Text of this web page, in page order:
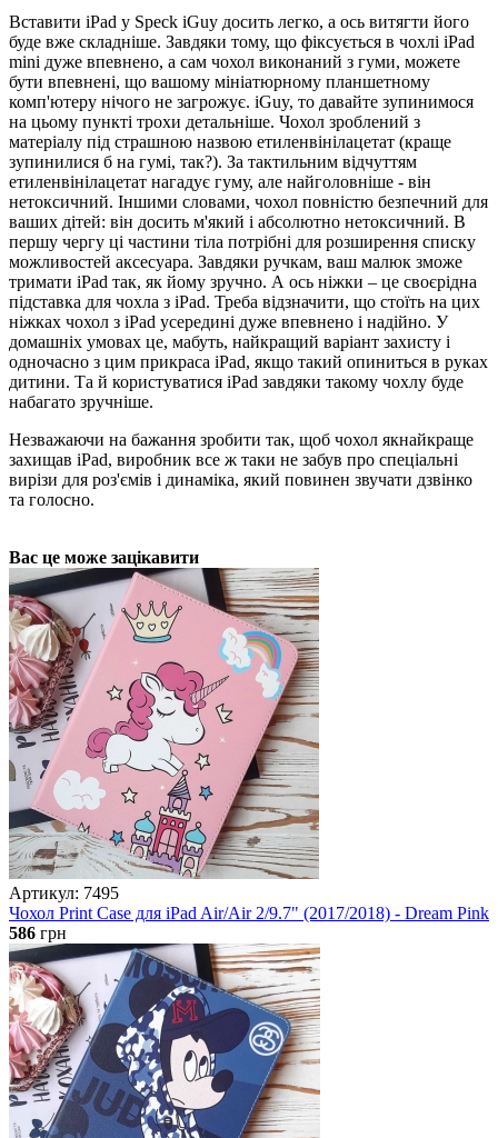
Вставити iPad у Speck iGuy досить легко, а ось витягти його
буде вже складніше. Завдяки тому, що фіксується в чохлі iPad
mini дуже впевнено, а сам чохол виконаний з гуми, можете
бути впевнені, що вашому мініатюрному планшетному
комп'ютеру нічого не загрожує. iGuy, то давайте зупинимося
на цьому пункті трохи детальніше. Чохол зроблений з
матеріалу під страшною назвою етиленвінілацетат (краще
зупинилися б на гумі, так?). За тактильним відчуттям
етиленвінілацетат нагадує гуму, але найголовніше - він
нетоксичний. Іншими словами, чохол повністю безпечний для
ваших дітей: він досить м'який і абсолютно нетоксичний. В
першу чергу ці частини тіла потрібні для розширення списку
можливостей аксесуара. Завдяки ручкам, ваш малюк зможе
тримати iPad так, як йому зручно. А ось ніжки – це своєрідна
підставка для чохла з iPad. Треба відзначити, що стоїть на цих
ніжках чохол з iPad усередині дуже впевнено і надійно. У
домашніх умовах це, мабуть, найкращий варіант захисту і
одночасно з цим прикраса iPad, якщо такий опиниться в руках
дитини. Та й користуватися iPad завдяки такому чохлу буде
набагато зручніше.
Незважаючи на бажання зробити так, щоб чохол якнайкраще
захищав iPad, виробник все ж таки не забув про спеціальні
вирізи для роз'ємів і динаміка, який повинен звучати дзвінко
та голосно.
Вас це може зацікавити
Артикул: 7495
Чохол Print Case для iPad Air/Air 2/9.7" (2017/2018) - Dream Pink
586 грн